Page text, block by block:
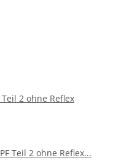
2 ohne Reflex